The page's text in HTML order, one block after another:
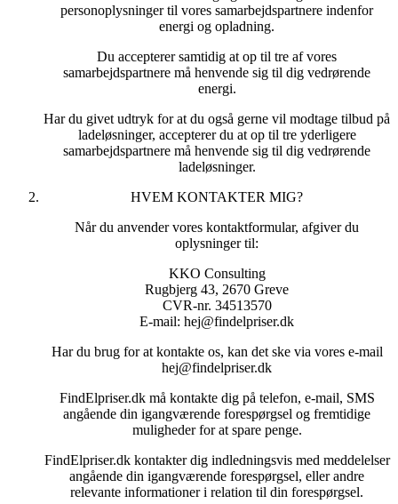
FindElpriser.dk indsamler alene dit navn, adresse, e-
mailadresse og telefonnummer samt øvrige personoplysninger
3. HVAD BRUGER VI DINE OPLYSNINGER TIL?
FindElpriser.dk anvender dine oplysninger til at kontakte dig
blive kontaktet samt til naturlig opfølgning overfor dig herpå.
Herudover anvender vi ikke dine oplysninger, medmindre vi
aftaler andet.
personoplysninger at kunne fremsende relevante informationer
samarbejdspartnere dermed kan tilbyde dig et så konkret tilbud
som muligt på din forespørgsel omkring levering af energi og
Hvis du også har afgivet personoplysninger til andre formål,
oplyser vi dig særskilt om vores behandling til sådanne formål.
§ 10, stk. 1.
Grundlaget for vores behandling af dine personoplysninger er
(interesseafvejningsreglen). Vores legitime interesse i at
behandle dine oplysninger er, at vi kan følge op på din
anmodning om at blive kontaktet og efterfølgende kontakte
Vi har også en legitim interesse i at videregive dine
personoplysninger til vores samarbejdspartnere efter dit ønske
personoplysninger til vores samarbejdspartnere indenfor
energi og opladning.
Du accepterer samtidig at op til tre af vores
samarbejdspartnere må henvende sig til dig vedrørende
energi.
Har du givet udtryk for at du også gerne vil modtage tilbud på
ladeløsninger, accepterer du at op til tre yderligere
samarbejdspartnere må henvende sig til dig vedrørende
ladeløsninger.
HVEM KONTAKTER MIG?
Når du anvender vores kontaktformular, afgiver du
oplysninger til:
KKO Consulting
Rugbjerg 43, 2670 Greve
CVR-nr. 34513570
E-mail: hej@findelpriser.dk
Har du brug for at kontakte os, kan det ske via vores e-mail
hej@findelpriser.dk
FindElpriser.dk må kontakte dig på telefon, e-mail, SMS
angående din igangværende forespørgsel og fremtidige
muligheder for at spare penge.
FindElpriser.dk kontakter dig indledningsvis med meddelelser
angående din igangværende forespørgsel, eller andre
relevante informationer i relation til din forespørgsel.